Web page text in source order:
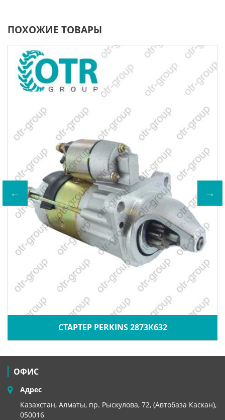
ПОХОЖИЕ ТОВАРЫ
СТАРТЕР PERKINS 2873К632
ОФИС
Адрес
Казахстан, Алматы, пр. Рыскулова, 72, (Автобаза Каскан),
050016